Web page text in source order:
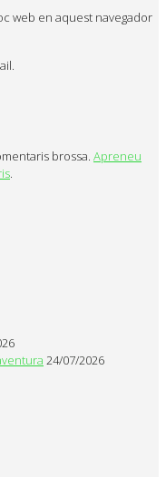
web en aquest navegador
brossa. Apreneu
.
24/07/2026